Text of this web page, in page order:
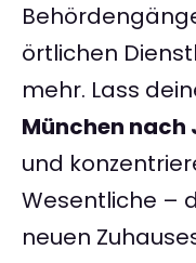
örtlichen
mehr. Lass
München nach
und
Wesentliche –
neuen